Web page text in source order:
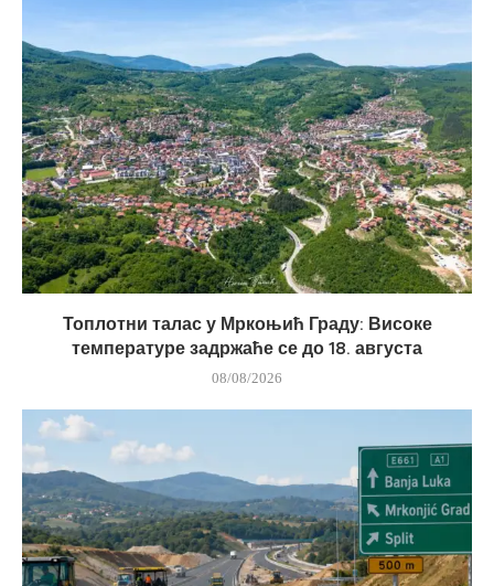
Топлотни талас у Мркоњић Граду: Високе
температуре задржаће се до 18. августа
08/08/2026